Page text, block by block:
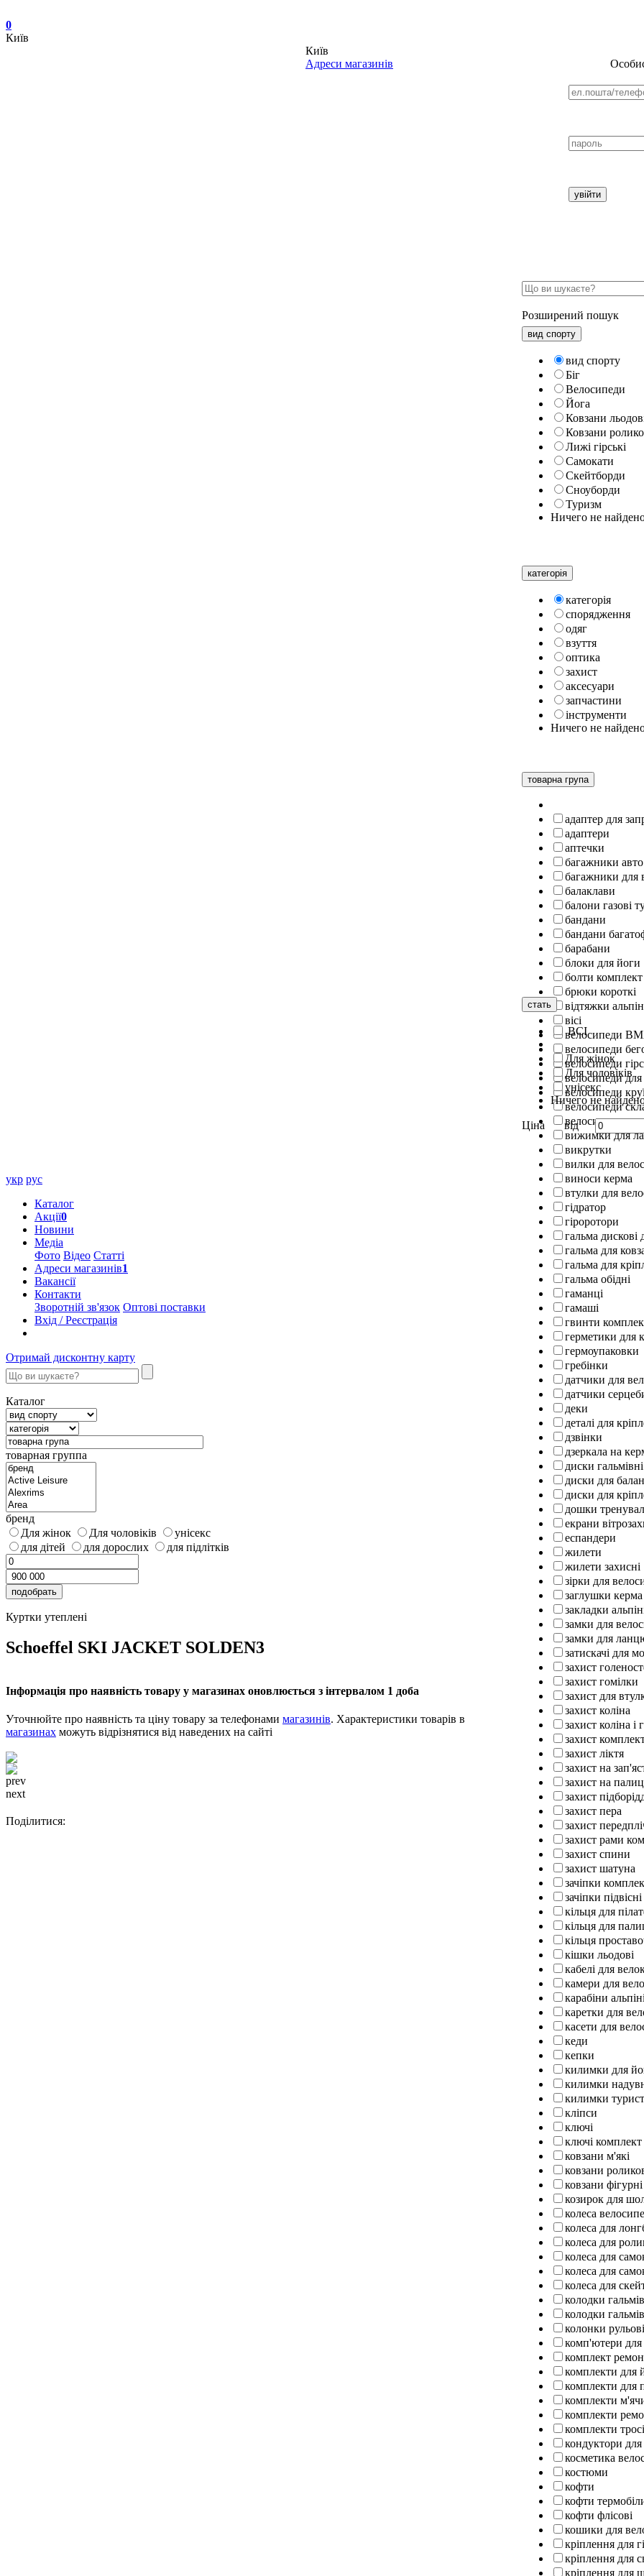
0
Київ
Київ
Адреси магазинів
Розширений пошук
вид спорту
вид спорту
Біг
Велосипеди
Йога
Ковзани
Ковзани
Лижі гірські
Самокати
Скейтборди
Сноуборди
Туризм
Ничего не
категорiя
категорiя
спорядження
одяг
взуття
оптика
захист
аксесуари
запчастини
інструменти
Ничего не
товарна група
адаптер для
адаптери
аптечки
багажники авто
багажники для
балаклави
балони газові
бандани
бандани
барабани
блоки для йоги
болти комплект
брюки короткі
відтяжки
вісі
велосипеди
велосипеди
велосипеди
велосипеди
велосипеди
велосипеди
велосипеди
вижимки для
викрутки
вилки для
виноси керма
втулки для
гідратор
гіроротори
гальма дискові
гальма для
гальма для
гальма обідні
гаманці
гамаші
гвинти
герметики для
гермоупаковки
гребінки
датчики для
датчики
деки
деталі для
дзвінки
дзеркала на
диски
диски для
диски для
дошки
екрани
еспандери
жилети
жилети захисні
зірки для
заглушки керма
закладки
замки для
замки для
затискачі для
захист
захист гомілки
захист для
захист коліна
захист коліна і
захист
захист ліктя
захист на
захист на
захист
захист пера
захист
захист рами
захист спини
захист шатуна
зачіпки
зачіпки підвісні
кільця для
кільця для
кільця
кішки льодові
кабелі для
камери для
карабіни
каретки для
касети для
кеди
кепки
килимки для
килимки
килимки
кліпси
ключі
ключі
ковзани м'які
ковзани
ковзани фігурні
козирок для
колеса
колеса для
колеса для
колеса для
колеса для
колеса для
колодки
колодки
колонки
комп'ютери для
комплект
комплекти для
комплекти для
комплекти
комплекти
комплекти
кондуктори
косметика
костюми
кофти
кофти
кофти флісові
кошики для
кріплення для
кріплення для
кріплення для
стать
ВСІ
Для жінок
Для чоловіків
унісекс
Ничего не
Ціна від
укр рус
Каталог
Акції0
Новини
Медіа
Фото Відео Статті
Адреси магазинів1
Вакансії
Контакти
Зворотній зв'язок Оптові поставки
Вхід / Реєстрація
Отримай дисконтну карту
Каталог
товарная группа
бренд
Для жінок
Для чоловіків
унісекс
для дітей
для дорослих для підлітків
Куртки утеплені
Schoeffel SKI JACKET SOLDEN3
Інформація про наявність товару у магазинах оновлюється з інтервалом 1 доба
Уточнюйте про наявність та ціну товару за телефонами магазинів. Характеристики товарів в
магазинах можуть відрізнятися від наведених на сайті
prev
next
Поділитися: